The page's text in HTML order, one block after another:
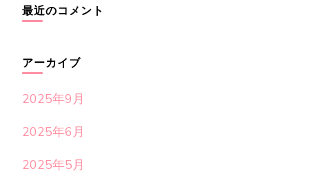
最近のコメント
アーカイブ
2025年9月
2025年6月
2025年5月